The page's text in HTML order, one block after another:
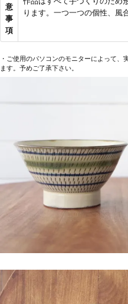
意
事
項
ります。一つ一つの個性、風
・ご使用のパソコンのモニターによって、
ます。予めご了承下さい。